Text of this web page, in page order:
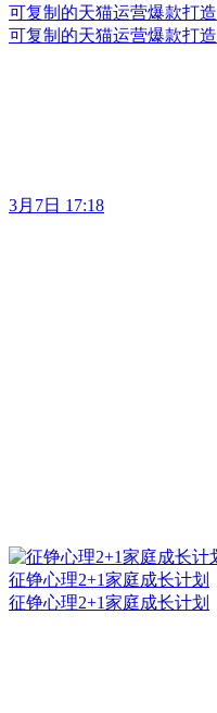
可复制的天猫运营爆款打造
可复制的天猫运营爆款打造
3月7日 17:18
征铮心理2+1家庭成长计划
征铮心理2+1家庭成长计划